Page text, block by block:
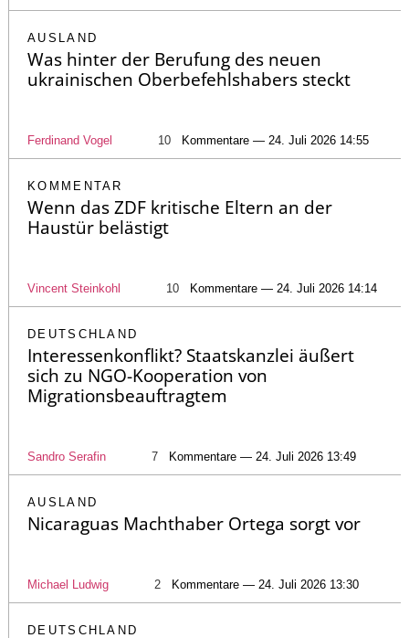
AUSLAND
Was hinter der Berufung des neuen
ukrainischen Oberbefehlshabers steckt
Ferdinand Vogel 10 Kommentare — 24. Juli 2026 14:55
KOMMENTAR
Wenn das ZDF kritische Eltern an der
Haustür belästigt
Vincent Steinkohl 10 Kommentare — 24. Juli 2026 14:14
DEUTSCHLAND
Interessenkonflikt? Staatskanzlei äußert
sich zu NGO-Kooperation von
Migrationsbeauftragtem
Sandro Serafin 7 Kommentare — 24. Juli 2026 13:49
AUSLAND
Nicaraguas Machthaber Ortega sorgt vor
Michael Ludwig 2 Kommentare — 24. Juli 2026 13:30
DEUTSCHLAND